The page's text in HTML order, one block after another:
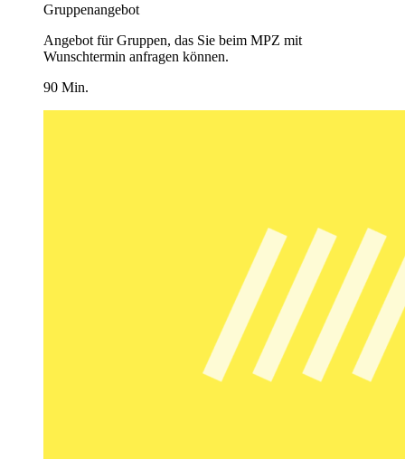
Gruppenangebot
Angebot für Gruppen, das Sie beim MPZ mit
Wunschtermin anfragen können.
90 Min.